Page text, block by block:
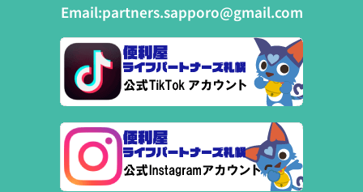
Email:partners.sapporo@gmail.com